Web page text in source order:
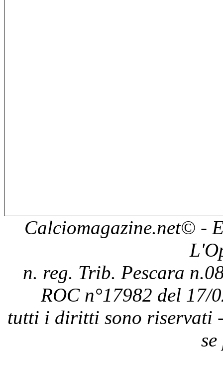
Calciomagazine.net© -
n. reg. Trib. Pescara
ROC n°17982 del 17/
tutti i diritti sono riservati